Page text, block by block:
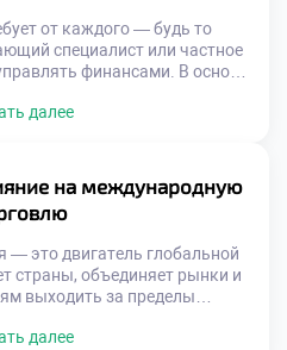
от каждого — будь то
специалист или частное
финансами. В основе
осознанная разработка
дне, реализуются
и достигаются […]
далее
на международную
— это двигатель глобальной
страны, объединяет рынки и
выходить за пределы
дело. Банковское дело
далее